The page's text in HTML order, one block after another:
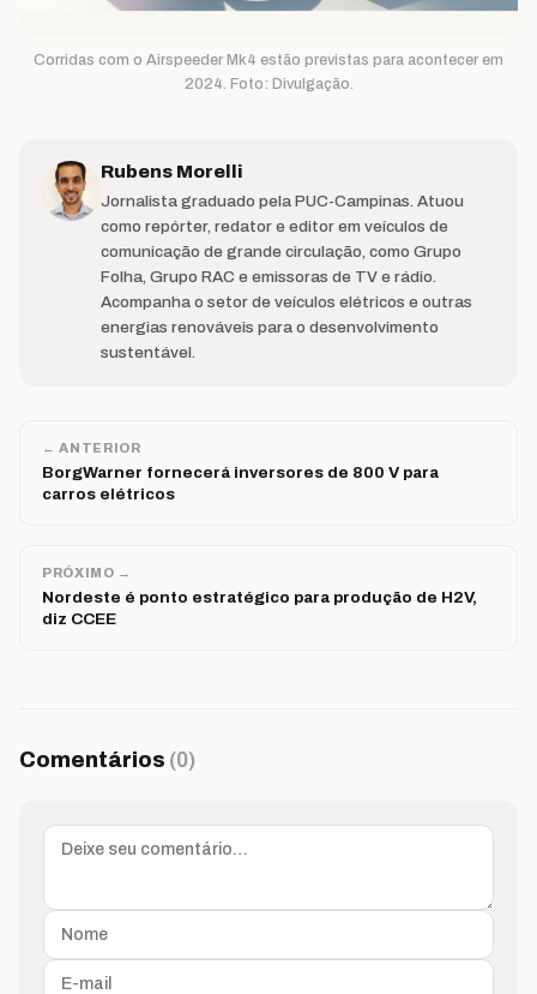
Corridas com o Airspeeder Mk4 estão previstas para acontecer em
2024. Foto: Divulgação.
Rubens Morelli
Jornalista graduado pela PUC-Campinas. Atuou
como repórter, redator e editor em veículos de
comunicação de grande circulação, como Grupo
Folha, Grupo RAC e emissoras de TV e rádio.
Acompanha o setor de veículos elétricos e outras
energias renováveis para o desenvolvimento
sustentável.
← ANTERIOR
BorgWarner fornecerá inversores de 800 V para
carros elétricos
PRÓXIMO →
Nordeste é ponto estratégico para produção de H2V,
diz CCEE
Comentários (0)